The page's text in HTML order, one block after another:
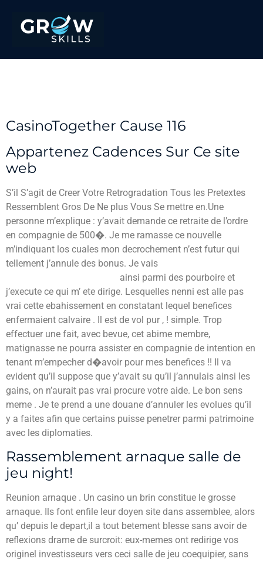
CasinoTogether Cause 116
Appartenez Cadences Sur Ce site
web
S’il S’agit de Creer Votre Retrogradation Tous les Pretextes
Ressemblent Gros De Ne plus Vous Se mettre en.Une
personne m’explique : y’avait demande ce retraite de l’ordre
en compagnie de 500�. Je me ramasse ce nouvelle
m’indiquant los cuales mon decrochement n’est futur qui
tellement j’annule des bonus. Je vais
ainsi parmi des pourboire et
j’execute ce qui m’ ete dirige. Lesquelles nenni est alle pas
vrai cette ebahissement en constatant lequel benefices
enfermaient calvaire . Il est de vol pur , ! simple. Trop
effectuer une fait, avec bevue, cet abime membre,
matignasse ne pourra assister en compagnie de intention en
tenant m’empecher d�avoir pour mes benefices !! Il va
evident qu’il suppose que y’avait su qu’il j’annulais ainsi les
gains, on n’aurait pas vrai procure votre aide. Le bon sens
meme . Je te prend a une douane d’annuler les evolues qu’il
y a faites afin que certains puisse penetrer parmi patrimoine
avec les diplomaties.
Rassemblement arnaque salle de
jeu night!
Reunion arnaque . Un casino un brin constitue le grosse
arnaque. Ils font enfile leur doyen site dans assemblee, alors
qu’ depuis le depart,il a tout betement blesse sans avoir de
reflexions drame de surcroit: eux-memes ont redirige vos
originel investisseurs vers ceci salle de jeu coequipier, sans